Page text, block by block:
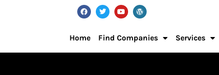
Home Find Companies Services